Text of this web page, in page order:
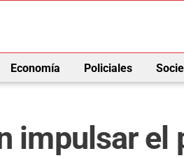
Economía Policiales
impulsar el